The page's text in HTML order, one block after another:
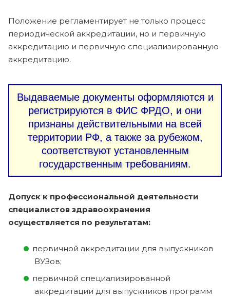
Положение регламентирует не только процесс
периодической аккредитации, но и первичную
аккредитацию и первичную специализированную
аккредитацию.
Выдаваемые документы оформляются и
регистрируются в ФИС ФРДО, и они
признаны действительными на всей
территории РФ, а также за рубежом,
соответствуют установленным
государственным требованиям.
Допуск к профессиональной деятельности
специалистов здравоохранения
осуществляется по результатам:
первичной аккредитации для выпускников
ВУЗов;
первичной специализированной
аккредитации для выпускников программ